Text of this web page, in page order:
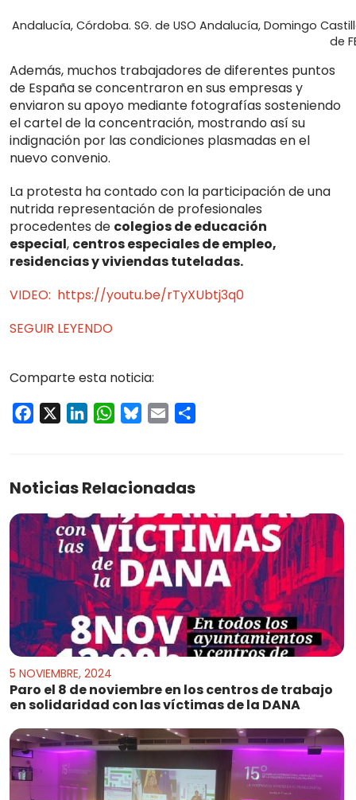
Andalucía, Córdoba. SG. de USO Andalucía, Domingo
de
Además, muchos trabajadores de diferentes puntos
de España se concentraron en sus empresas y
enviaron su apoyo mediante fotografías sosteniendo
el cartel de la concentración, mostrando así su
indignación por las condiciones plasmadas en el
nuevo convenio.
La protesta ha contado con la participación de una
nutrida representación de profesionales
procedentes de colegios de educación
especial, centros especiales de empleo,
residencias y viviendas tuteladas.
VIDEO: https://youtu.be/rTyXUbtj3q0
SEGUIR LEYENDO
Comparte esta noticia:
Facebook LinkedInWhatsApp
Bluesky
Email
Noticias Relacionadas
5 NOVIEMBRE, 2024
Paro el 8 de noviembre en los centros de trabajo
en solidaridad con las víctimas de la DANA